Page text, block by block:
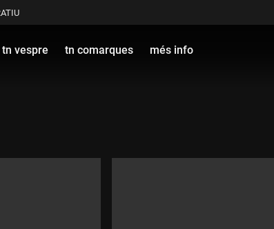
tn vespre tn comarques més info